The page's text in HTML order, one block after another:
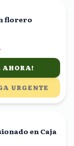
florero
AHORA!
URGENTE
en Caja